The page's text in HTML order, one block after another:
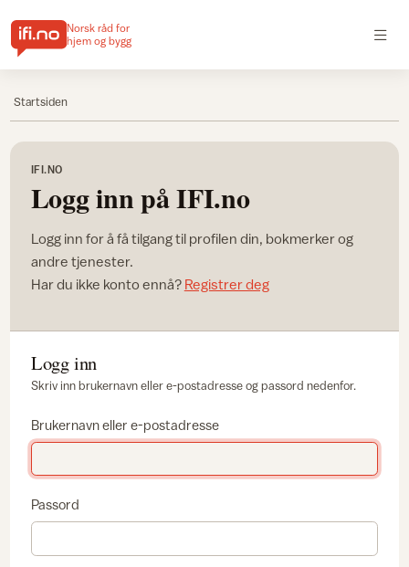
Norsk råd for
hjem og bygg
Startsiden
IFI.NO
Logg inn på IFI.no
Logg inn for å få tilgang til profilen din, bokmerker og
andre tjenester.
Har du ikke konto ennå? Registrer deg
Logg inn
Skriv inn brukernavn eller e-postadresse og passord nedenfor.
Brukernavn eller e-postadresse
Passord